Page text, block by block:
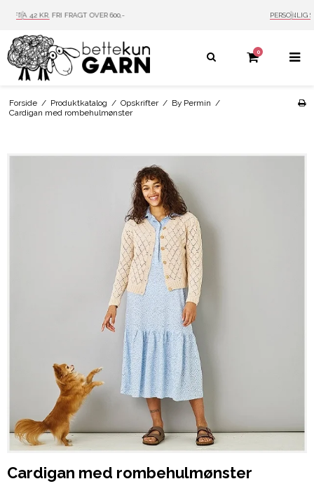
PERSONLIG SERVICE MAIL: INFO@BETTEKUN.DK
0
Forside / Produktkatalog / Opskrifter / By Permin /
Cardigan med rombehulmønster
Cardigan med rombehulmønster